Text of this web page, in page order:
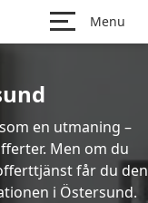
Menu
en utmaning –
Men om du
får du den
i Östersund.